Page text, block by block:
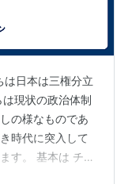
日本は三権分立
現状の政治体制
の様なものであ
時代に突入して
す。 基本は チェ